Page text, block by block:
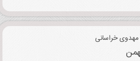
خراسانی